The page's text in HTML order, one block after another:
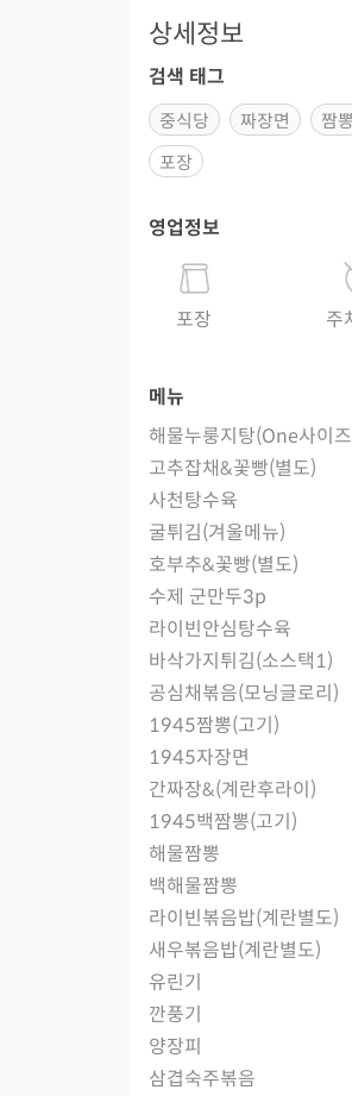
상세정보
검색 태그
중식당 짜장면 짬뽕
포장
영업정보
포장 주
메뉴
해물누룽지탕(One사이
고추잡채&꽃빵(별도)
사천탕수육
굴튀김(겨울메뉴)
호부추&꽃빵(별도)
수제 군만두3p
라이빈안심탕수육
바삭가지튀김(소스택1)
공심채볶음(모닝글로리)
1945짬뽕(고기)
1945자장면
간짜장&(계란후라이)
1945백짬뽕(고기)
해물짬뽕
백해물짬뽕
라이빈볶음밥(계란별도)
새우볶음밥(계란별도)
유린기
깐풍기
양장피
삼겹숙주볶음